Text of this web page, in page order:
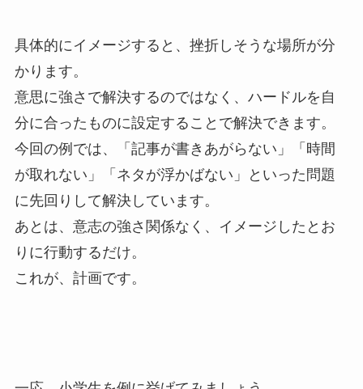
具体的にイメージすると、挫折しそうな場所が分
かります。
意思に強さで解決するのではなく、ハードルを自
分に合ったものに設定することで解決できます。
今回の例では、「記事が書きあがらない」「時間
が取れない」「ネタが浮かばない」といった問題
に先回りして解決しています。
あとは、意志の強さ関係なく、イメージしたとお
りに行動するだけ。
これが、計画です。